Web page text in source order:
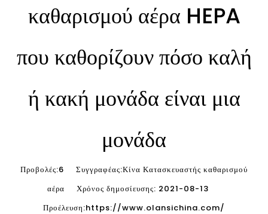
καθαρισμού αέρα HEPA
που καθορίζουν πόσο καλή
ή κακή μονάδα είναι μια
μονάδα
Προβολές:6 Συγγραφέας:Κίνα Κατασκευαστής καθαρισμού
αέρα Χρόνος δημοσίευσης: 2021-08-13
Προέλευση:https://www.olansichina.com/